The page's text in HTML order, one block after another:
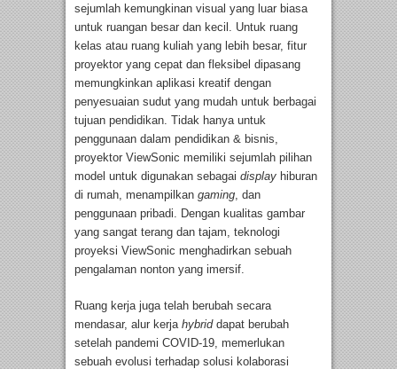
sejumlah kemungkinan visual yang luar biasa
untuk ruangan besar dan kecil. Untuk ruang
kelas atau ruang kuliah yang lebih besar, fitur
proyektor yang cepat dan fleksibel dipasang
memungkinkan aplikasi kreatif dengan
penyesuaian sudut yang mudah untuk berbagai
tujuan pendidikan. Tidak hanya untuk
penggunaan dalam pendidikan & bisnis,
proyektor ViewSonic memiliki sejumlah pilihan
model untuk digunakan sebagai display hiburan
di rumah, menampilkan gaming , dan
penggunaan pribadi. Dengan kualitas gambar
yang sangat terang dan tajam, teknologi
proyeksi ViewSonic menghadirkan sebuah
pengalaman nonton yang imersif.
Ruang kerja juga telah berubah secara
mendasar, alur kerja hybriddapat berubah
setelah pandemi COVID-19, memerlukan
sebuah evolusi terhadap solusi kolaborasi